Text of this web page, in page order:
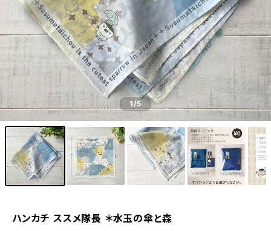
1/5
ハンカチ ススメ隊長 ＊水玉の傘と森